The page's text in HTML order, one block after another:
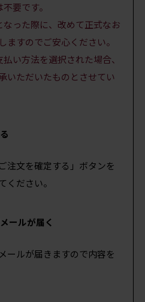
要です。
った際に、改めて正式なお
ますのでご安心ください。
い方法を選択された場合、
いただいたものとさせてい
注文を確定する」ボタンを
ください。
ールが届く
ールが届きますので内容を